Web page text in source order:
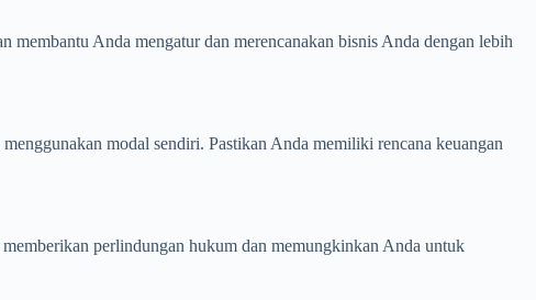
membantu Anda mengatur dan merencanakan bisnis Anda dengan lebih
modal sendiri. Pastikan Anda memiliki rencana keuangan
perlindungan hukum dan memungkinkan Anda untuk